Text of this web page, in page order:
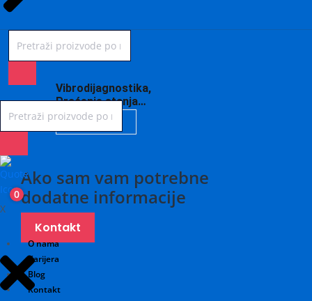
Vibrodijagnostika,
Praćenje stanja…
SAZNAJ VIŠE
Ako sam vam potrebne
dodatne informacije
Kontakt
O nama
Karijera
Blog
Kontakt
0
X